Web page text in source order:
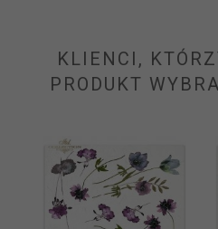
KLIENCI,
PRODUKT